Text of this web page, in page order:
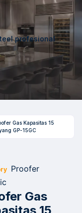
profesional
Gas Kapasitas 15
GP-15GC
Proofer
Gas